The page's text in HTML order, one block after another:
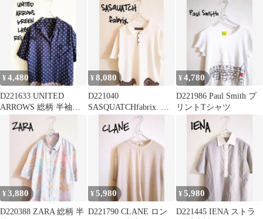
グシャツ
¥4,480
D221633 UNITED
ARROWS 総柄 半袖シ
¥8,080
D221040
SASQUATCHfabrix. 半
袖ポロシャツ
¥4,780
D221986 Paul Smith プ
リントTシャツ
¥3,880
D220388 ZARA 総柄 半
¥5,980
D221790 CLANE ロン
¥5,980
D221445 IENA ストラ